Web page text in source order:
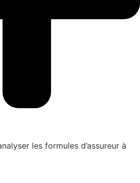
les formules d’assureur à